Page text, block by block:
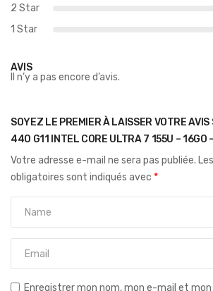
2 Star
1 Star
AVIS
Il n’y a pas encore d’avis.
SOYEZ LE PREMIER À LAISSER VOTRE AVIS
440 G11 INTEL CORE ULTRA 7 155U – 16GO
Votre adresse e-mail ne sera pas publiée.
obligatoires sont indiqués avec *
Enregistrer mon nom, mon e-mail et